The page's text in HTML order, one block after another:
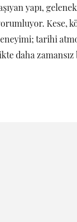
yapı,
Kese,
tarihi
daha zamansız